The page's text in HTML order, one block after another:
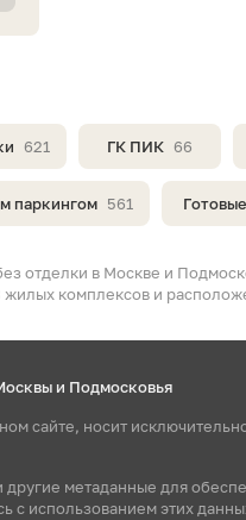
отделки в Москве и
комплексов и
621 ГК ПИК 66
паркингом 561 Готовые
и Подмосковья
сайте, носит
метаданные для
с использованием этих